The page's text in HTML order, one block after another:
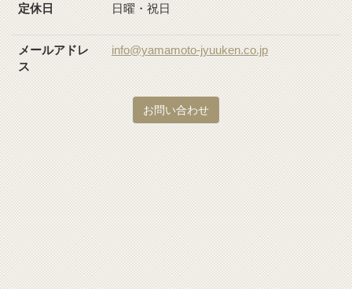
定休日 日曜・祝日
メールアドレ
ス
info@yamamoto-jyuuken.co.jp
お問い合わせ